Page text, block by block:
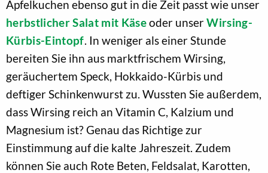
Apfelkuchen ebenso gut in die Zeit passt wie unser
herbstlicher Salat mit Käseoder unserWirsing-
Kürbis-Eintopf. In weniger als einer Stunde
bereiten Sie ihn aus marktfrischem Wirsing,
geräuchertem Speck, Hokkaido-Kürbis und
deftiger Schinkenwurst zu. Wussten Sie außerdem,
dass Wirsing reich an Vitamin C, Kalzium und
Magnesium ist? Genau das Richtige zur
Einstimmung auf die kalte Jahreszeit. Zudem
können Sie auch Rote Beten, Feldsalat, Karotten,